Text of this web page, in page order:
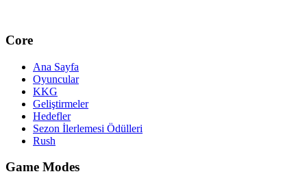
Core
Ana Sayfa
Oyuncular
KKG
Geliştirmeler
Hedefler
Sezon İlerlemesi Ödülleri
Rush
Game Modes